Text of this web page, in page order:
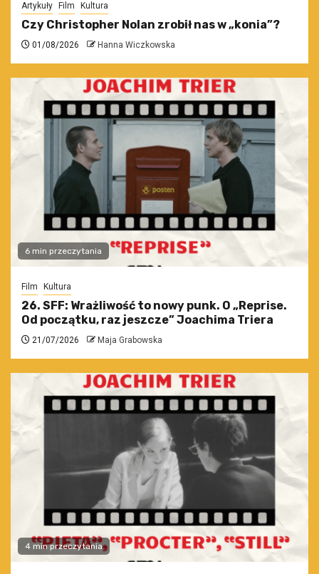
Artykuły Film Kultura
Czy Christopher Nolan zrobił nas w „konia”?
01/08/2026 Hanna Wiczkowska
6 min przeczytania
Film Kultura
26. SFF: Wrażliwość to nowy punk. O „Reprise.
Od początku, raz jeszcze” Joachima Triera
21/07/2026 Maja Grabowska
4 min przeczytania